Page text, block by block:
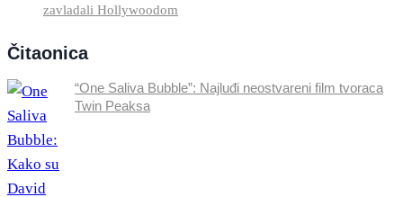
zavladali Hollywoodom
Čitaonica
“One Saliva Bubble”: Najluđi neostvareni film tvoraca
Twin Peaksa